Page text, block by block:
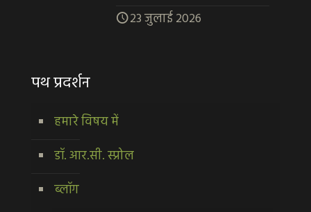
23 जुलाई 2026
पथ प्रदर्शन
हमारे विषय में
डॉ. आर.सी. स्प्रोल
ब्लॉग